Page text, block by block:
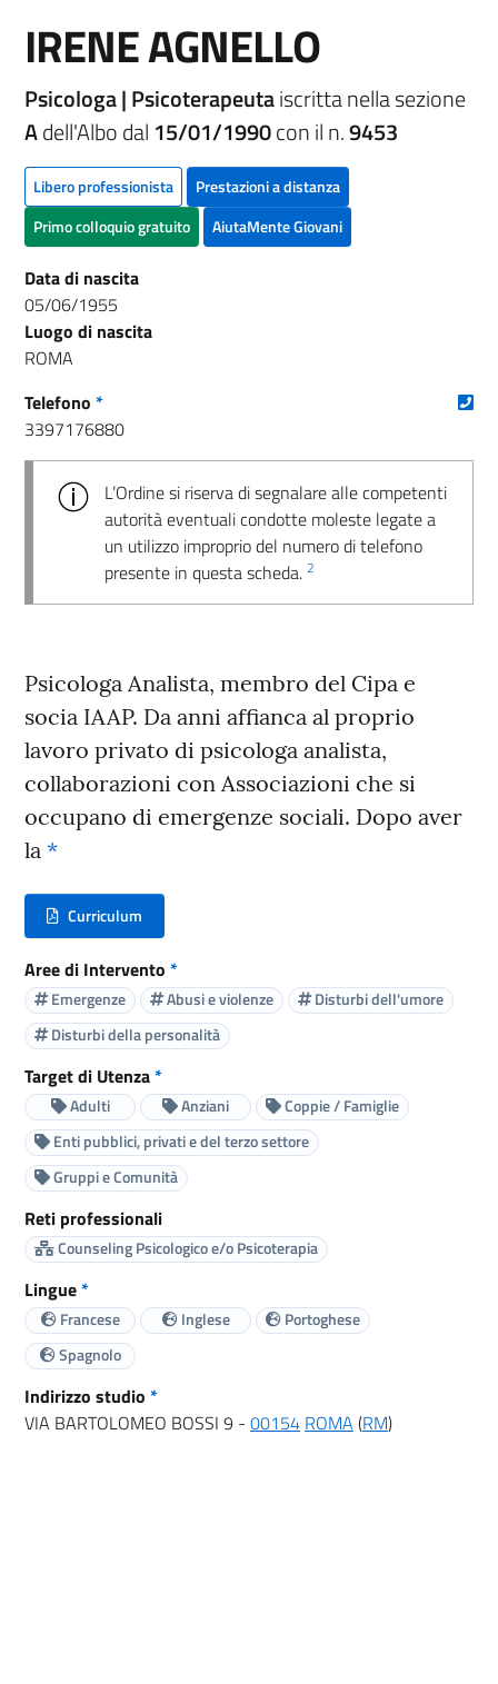
IRENE AGNELLO
Psicologa | Psicoterapeutaiscritta nella sezione
Adell'Albo dal 15/01/1990con il n.9453
Libero professionista
Prestazioni a distanza
Primo colloquio gratuito
AiutaMente Giovani
Data di nascita
05/06/1955
Luogo di nascita
ROMA
Telefono *
3397176880
L’Ordine si riserva di segnalare alle competenti
autorità eventuali condotte moleste legate a
un utilizzo improprio del numero di telefono
presente in questa scheda. 2
Psicologa Analista, membro del Cipa e
socia IAAP. Da anni affianca al proprio
lavoro privato di psicologa analista,
collaborazioni con Associazioni che si
occupano di emergenze sociali. Dopo aver
la *
Curriculum
(nuova scheda - new tab)
Aree di Intervento *
Emergenze Abusi e violenze
Disturbi dell'umore
Disturbi della personalità
Target di Utenza*
Adulti Anziani
Coppie / Famiglie
Enti pubblici, privati e del terzo settore
Gruppi e Comunità
Reti professionali
Counseling Psicologico e/o Psicoterapia
Lingue*
Francese Inglese
Portoghese
Spagnolo
Indirizzo studio *
VIA BARTOLOMEO BOSSI 9 - 00154 ROMA (RM)